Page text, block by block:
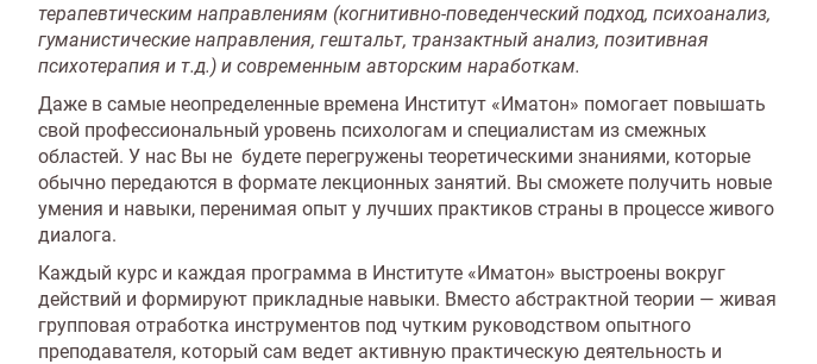
терапевтическим направлениям (когнитивно-поведенческий подход, психоанализ,
гуманистические направления, гештальт, транзактный анализ, позитивная
психотерапия и т.д.) и современным авторским наработкам.
Даже в самые неопределенные времена Институт «Иматон» помогает повышать
свой профессиональный уровень психологам и специалистам из смежных
областей. У нас Вы не будете перегружены теоретическими знаниями, которые
обычно передаются в формате лекционных занятий. Вы сможете получить новые
умения и навыки, перенимая опыт у лучших практиков страны в процессе живого
диалога.
Каждый курс и каждая программа в Институте «Иматон» выстроены вокруг
действий и формируют прикладные навыки. Вместо абстрактной теории — живая
групповая отработка инструментов под чутким руководством опытного
преподавателя, который сам ведет активную практическую деятельность и